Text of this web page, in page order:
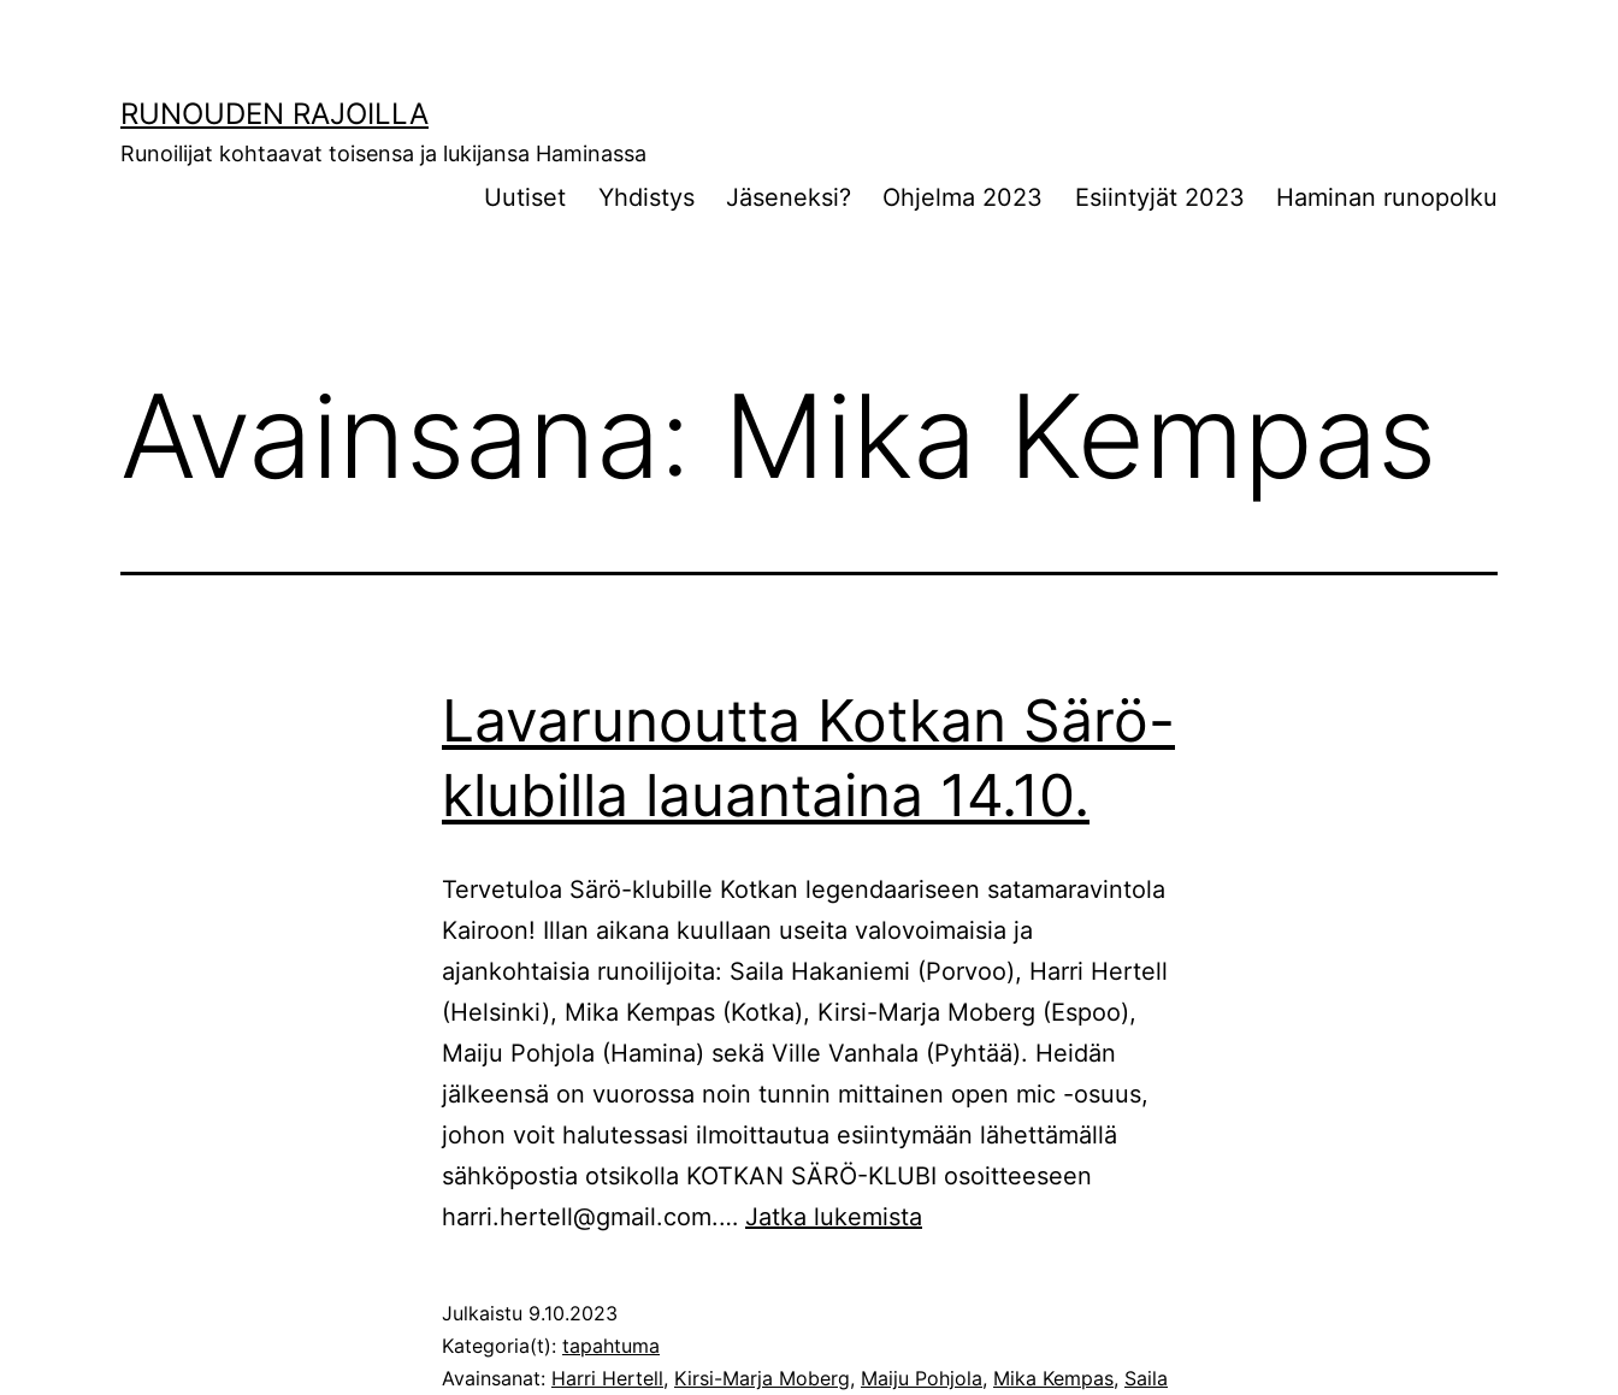
RUNOUDEN RAJOILLA
Runoilijat kohtaavat toisensa ja lukijansa Haminassa
Uutiset Yhdistys Jäseneksi? Ohjelma 2023 Esiintyjät 2023 Haminan runopolku
Avainsana: Mika Kempas
Lavarunoutta Kotkan Särö-
klubilla lauantaina 14.10.
Tervetuloa Särö-klubille Kotkan legendaariseen satamaravintola
Kairoon! Illan aikana kuullaan useita valovoimaisia ja
ajankohtaisia runoilijoita: Saila Hakaniemi (Porvoo), Harri Hertell
(Helsinki), Mika Kempas (Kotka), Kirsi-Marja Moberg (Espoo),
Maiju Pohjola (Hamina) sekä Ville Vanhala (Pyhtää). Heidän
jälkeensä on vuorossa noin tunnin mittainen open mic -osuus,
johon voit halutessasi ilmoittautua esiintymään lähettämällä
sähköpostia otsikolla KOTKAN SÄRÖ-KLUBI osoitteeseen
harri.hertell@gmail.com.… Jatka lukemista
lauantaina
Julkaistu 9.10.2023
Kategoria(t): tapahtuma
Avainsanat: Harri Hertell, Kirsi-Marja Moberg, Maiju Pohjola, Mika Kempas, Saila